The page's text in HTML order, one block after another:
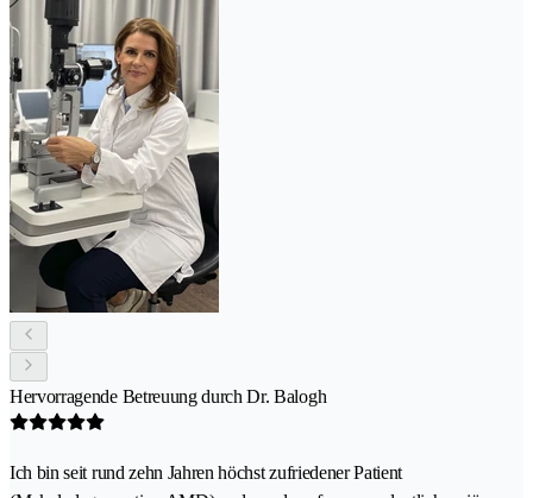
Hervorragende Betreuung durch Dr. Balogh
Ich bin seit rund zehn Jahren höchst zufriedener Patient